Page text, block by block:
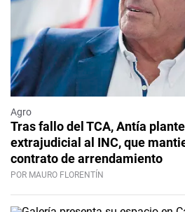
Agro
Tras fallo del TCA, Antía
extrajudicial al INC, que
contrato de arrendamiento
POR MAURO FLORENTÍN